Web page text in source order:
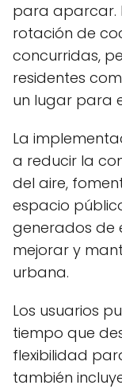
para aparcar.
rotación de
concurridas,
residentes
un lugar para
La
a reducir la
del aire,
espacio
generados de
mejorar y
urbana.
Los usuarios
tiempo que
flexibilidad
también